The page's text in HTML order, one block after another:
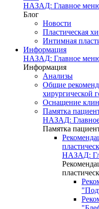
НАЗАД: Главное
Блог
Новости
Пластическая
Интимная
Информация
НАЗАД: Главное
Информация
Анализы
Общие
хирургической
Оснащение
Памятка
НАЗАД:
Памятка
НАЗАД: